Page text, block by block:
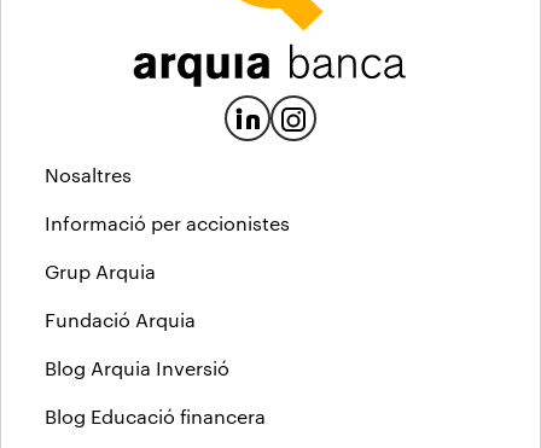
Nosaltres
Informació per accionistes
Grup Arquia
Fundació Arquia
Blog Arquia Inversió
Blog Educació financera